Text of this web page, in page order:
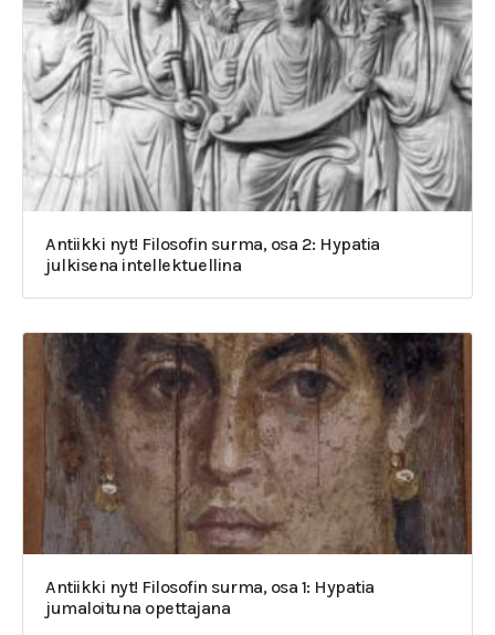
Antiikki nyt! Filosofin surma, osa 2: Hypatia
julkisena intellektuellina
Antiikki nyt! Filosofin surma, osa 1: Hypatia
jumaloituna opettajana